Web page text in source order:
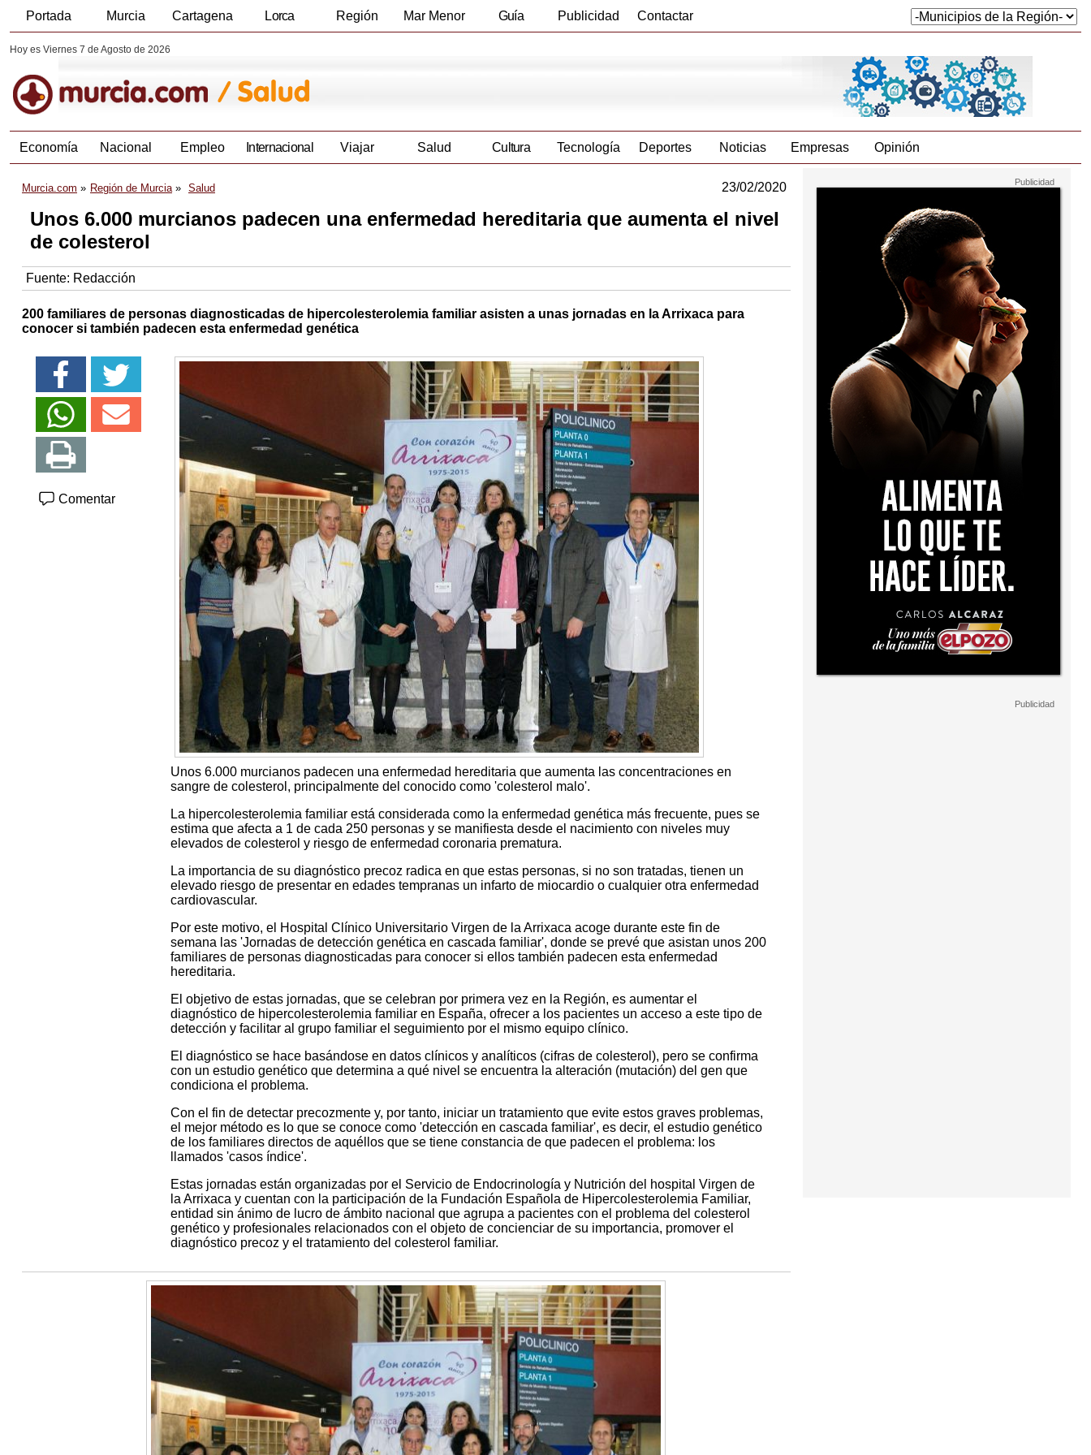
Portada Murcia Cartagena Lorca Región Mar Menor Guía Publicidad Contactar
Hoy es Viernes 7 de Agosto de 2026
Economía Nacional Empleo Internacional Viajar Salud Cultura Tecnología Deportes Noticias Empresas Opinión
Murcia.com Región de Murcia Salud 23/02/2020
Unos 6.000 murcianos padecen una enfermedad hereditaria que aumenta el nivel
de colesterol
Fuente: Redacción
200 familiares de personas diagnosticadas de hipercolesterolemia familiar asisten a unas jornadas en la Arrixaca para
conocer si también padecen esta enfermedad genética
Comentar
Unos 6.000 murcianos padecen una enfermedad hereditaria que aumenta las concentraciones en
sangre de colesterol, principalmente del conocido como 'colesterol malo'.
La hipercolesterolemia familiar está considerada como la enfermedad genética más frecuente, pues se
estima que afecta a 1 de cada 250 personas y se manifiesta desde el nacimiento con niveles muy
elevados de colesterol y riesgo de enfermedad coronaria prematura.
La importancia de su diagnóstico precoz radica en que estas personas, si no son tratadas, tienen un
elevado riesgo de presentar en edades tempranas un infarto de miocardio o cualquier otra enfermedad
cardiovascular.
Por este motivo, el Hospital Clínico Universitario Virgen de la Arrixaca acoge durante este fin de
semana las 'Jornadas de detección genética en cascada familiar', donde se prevé que asistan unos 200
familiares de personas diagnosticadas para conocer si ellos también padecen esta enfermedad
hereditaria.
El objetivo de estas jornadas, que se celebran por primera vez en la Región, es aumentar el
diagnóstico de hipercolesterolemia familiar en España, ofrecer a los pacientes un acceso a este tipo de
detección y facilitar al grupo familiar el seguimiento por el mismo equipo clínico.
El diagnóstico se hace basándose en datos clínicos y analíticos (cifras de colesterol), pero se confirma
con un estudio genético que determina a qué nivel se encuentra la alteración (mutación) del gen que
condiciona el problema.
Con el fin de detectar precozmente y, por tanto, iniciar un tratamiento que evite estos graves problemas,
el mejor método es lo que se conoce como 'detección en cascada familiar', es decir, el estudio genético
de los familiares directos de aquéllos que se tiene constancia de que padecen el problema: los
llamados 'casos índice'.
Estas jornadas están organizadas por el Servicio de Endocrinología y Nutrición del hospital Virgen de
la Arrixaca y cuentan con la participación de la Fundación Española de Hipercolesterolemia Familiar,
entidad sin ánimo de lucro de ámbito nacional que agrupa a pacientes con el problema del colesterol
genético y profesionales relacionados con el objeto de concienciar de su importancia, promover el
diagnóstico precoz y el tratamiento del colesterol familiar.